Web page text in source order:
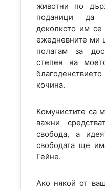
животни по
поданици да
доколкото им се
ежедневните ми
полагам за
степен на
кочина.
Комунистите са
важни
свобода, а
свободата ще
Гейне.
Ако някой от